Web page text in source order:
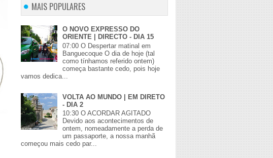
MAIS POPULARES
O NOVO EXPRESSO DO
ORIENTE | DIRECTO - DIA 15
07:00 O Despertar matinal em
Banguecoque O dia de hoje (tal
como tínhamos referido ontem)
começa bastante cedo, pois hoje
vamos dedica...
VOLTA AO MUNDO | EM DIRETO
- DIA 2
10:30 O ACORDAR AGITADO
Devido aos acontecimentos de
ontem, nomeadamente a perda de
um passaporte, a nossa manhã
começou mais cedo par...